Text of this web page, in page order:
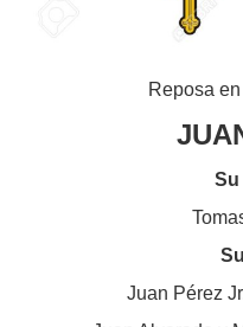
Reposa
Su
Juan Pérez